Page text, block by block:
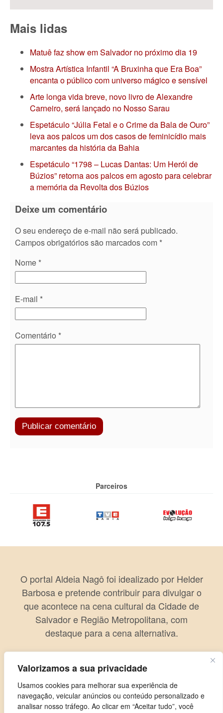
Valorizamos a sua privacidade
Usamos cookies para melhorar sua experiência de
navegação, veicular anúncios ou conteúdo personalizado e
analisar nosso tráfego. Ao clicar em “Aceitar tudo”, você
Mais lidas
Matuê faz show em Salvador no próximo dia 19
Mostra Artística Infantil “A Bruxinha que Era Boa”
encanta o público com universo mágico e sensível
Arte longa vida breve, novo livro de Alexandre
Carneiro, será lançado no Nosso Sarau
Espetáculo “Júlia Fetal e o Crime da Bala de Ouro”
leva aos palcos um dos casos de feminicídio mais
marcantes da história da Bahia
Espetáculo “1798 – Lucas Dantas: Um Herói de
Búzios” retorna aos palcos em agosto para celebrar
a memória da Revolta dos Búzios
Deixe um comentário
O seu endereço de e-mail não será publicado.
Campos obrigatórios são marcados com *
Nome *
E-mail *
Comentário *
Parceiros
O portal Aldeia Nagô foi idealizado por Helder
Barbosa e pretende contribuir para divulgar o
que acontece na cena cultural da Cidade de
Salvador e Região Metropolitana, com
destaque para a cena alternativa.